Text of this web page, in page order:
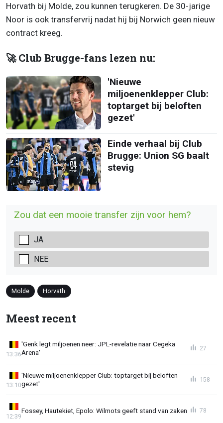
Horvath bij Molde, zou kunnen terugkeren. De 30-jarige
Noor is ook transfervrij nadat hij bij Norwich geen nieuw
contract kreeg.
🚀 Club Brugge-fans lezen nu:
'Nieuwe
miljoenenklepper Club:
toptarget bij beloften
gezet'
Einde verhaal bij Club
Brugge: Union SG baalt
stevig
Zou dat een mooie transfer zijn voor hem?
JA
NEE
Molde Horvath
Meest recent
'Genk legt miljoenen neer: JPL-revelatie naar Cegeka
Arena'
13:36
27
'Nieuwe miljoenenklepper Club: toptarget bij beloften
gezet'
13:10
158
Fossey, Hautekiet, Epolo: Wilmots geeft stand van zaken
12:39
78